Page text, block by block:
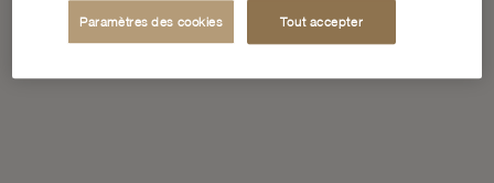
Paramètres des cookies Tout accepter